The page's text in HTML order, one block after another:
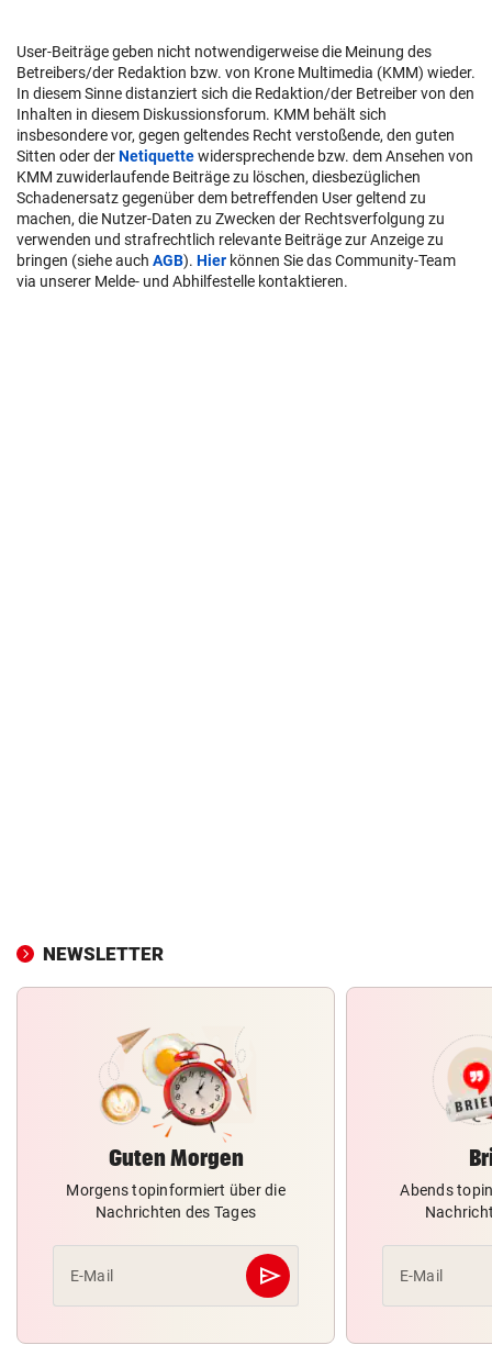
User-Beiträge geben nicht notwendigerweise die Meinung des
Betreibers/der Redaktion bzw. von Krone Multimedia (KMM) wieder.
In diesem Sinne distanziert sich die Redaktion/der Betreiber von den
Inhalten in diesem Diskussionsforum. KMM behält sich
insbesondere vor, gegen geltendes Recht verstoßende, den guten
Sitten oder derNetiquettewidersprechende bzw. dem Ansehen von
KMM zuwiderlaufende Beiträge zu löschen, diesbezüglichen
Schadenersatz gegenüber dem betreffenden User geltend zu
machen, die Nutzer-Daten zu Zwecken der Rechtsverfolgung zu
verwenden und strafrechtlich relevante Beiträge zur Anzeige zu
bringen (siehe auch AGB). Hier können Sie das Community-Team
via unserer Melde- und Abhilfestelle kontaktieren.
NEWSLETTER
Guten Morgen
Morgens topinformiert über die
Nachrichten des Tages
E-Mail send
Abschicken
Abends
E-Mail